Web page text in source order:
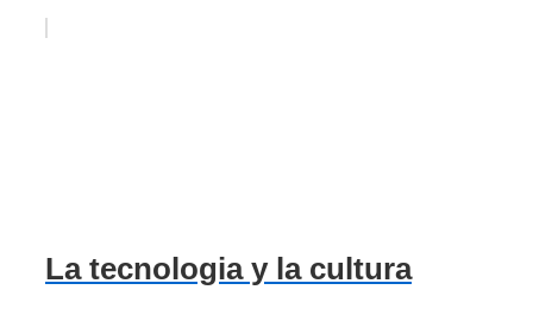
La tecnologia y la cultura